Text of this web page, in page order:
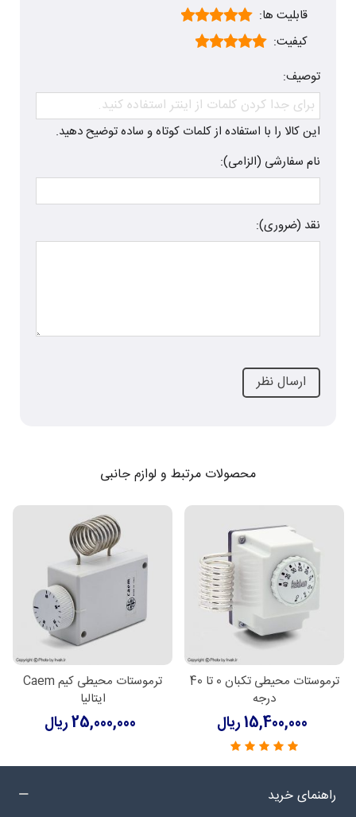
قابلیت ها:
کیفیت:
توصیف:
این کالا را با استفاده از کلمات کوتاه و ساده توضیح دهید.
نام سفارشی (الزامی):
نقد (ضروری):
محصولات مرتبط و لوازم جانبی
ترموستات محیطی تکبان 0 تا 40
درجه
15,400,000 ریال
ترموستات محیطی کیم Caem
ایتالیا
25,000,000 ریال
راهنمای خرید